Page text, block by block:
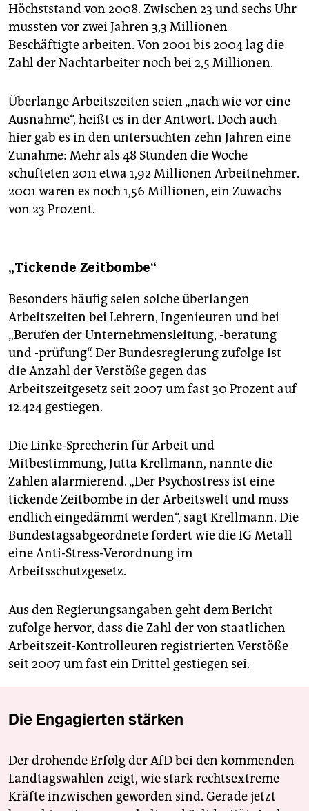
Höchststand von 2008. Zwischen 23 und sechs Uhr
mussten vor zwei Jahren 3,3 Millionen
Beschäftigte arbeiten. Von 2001 bis 2004 lag die
Zahl der Nachtarbeiter noch bei 2,5 Millionen.
Überlange Arbeitszeiten seien „nach wie vor eine
Ausnahme“, heißt es in der Antwort. Doch auch
hier gab es in den untersuchten zehn Jahren eine
Zunahme: Mehr als 48 Stunden die Woche
schufteten 2011 etwa 1,92 Millionen Arbeitnehmer.
2001 waren es noch 1,56 Millionen, ein Zuwachs
von 23 Prozent.
„Tickende Zeitbombe“
Besonders häufig seien solche überlangen
Arbeitszeiten bei Lehrern, Ingenieuren und bei
„Berufen der Unternehmensleitung, -beratung
und -prüfung“. Der Bundesregierung zufolge ist
die Anzahl der Verstöße gegen das
Arbeitszeitgesetz seit 2007 um fast 30 Prozent auf
12.424 gestiegen.
Die Linke-Sprecherin für Arbeit und
Mitbestimmung, Jutta Krellmann, nannte die
Zahlen alarmierend. „Der Psychostress ist eine
tickende Zeitbombe in der Arbeitswelt und muss
endlich eingedämmt werden“, sagt Krellmann. Die
Bundestagsabgeordnete fordert wie die IG Metall
eine Anti-Stress-Verordnung im
Arbeitsschutzgesetz.
Aus den Regierungsangaben geht dem Bericht
zufolge hervor, dass die Zahl der von staatlichen
Arbeitszeit-Kontrolleuren registrierten Verstöße
seit 2007 um fast ein Drittel gestiegen sei.
Die Engagierten stärken
Der drohende Erfolg der AfD bei den kommenden
Landtagswahlen zeigt, wie stark rechtsextreme
Kräfte inzwischen geworden sind. Gerade jetzt